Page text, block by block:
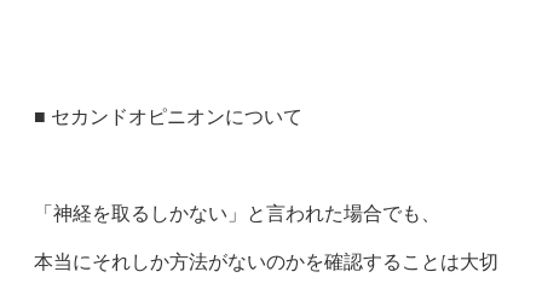
■ セカンドオピニオンについて
「神経を取るしかない」と言われた場合でも、
本当にそれしか方法がないのかを確認することは大切